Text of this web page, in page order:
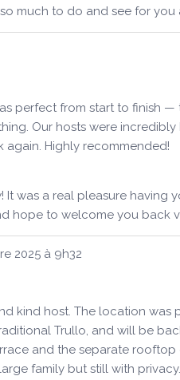
much to do and see for you
perfect from start to finish
Our hosts were
Highly recommended!
was a real pleasure having
hope to welcome you
2025 à 9h32
kind host. The location
Trullo, and will be
and the separate
family but still with